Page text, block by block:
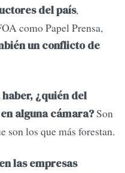
del país,
como Papel Prensa,
un conflicto de
¿quién del
alguna cámara?Son
son los que más forestan.
las empresas